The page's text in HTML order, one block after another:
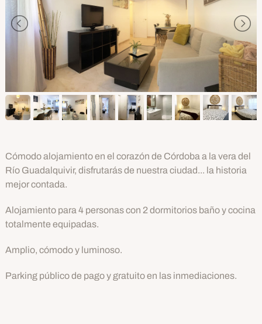
Cómodo alojamiento en el corazón de Córdoba a la vera del
Río Guadalquivir, disfrutarás de nuestra ciudad... la historia
mejor contada.
Alojamiento para 4 personas con 2 dormitorios baño y cocina
totalmente equipadas.
Amplio, cómodo y luminoso.
Parking público de pago y gratuito en las inmediaciones.